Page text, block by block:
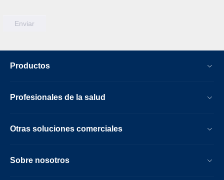
Productos
Profesionales de la salud
Otras soluciones comerciales
Sobre nosotros